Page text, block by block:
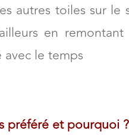
autres toiles sur le
en
avec le temps
préféré et pourquoi ?